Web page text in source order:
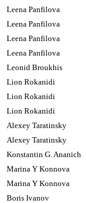
Leena Panfilova
Leena Panfilova
Leena Panfilova
Leena Panfilova
Leonid Broukhis
Lion Rokanidi
Lion Rokanidi
Lion Rokanidi
Alexey Taratinsky
Alexey Taratinsky
Konstantin G. Ananich
Marina Y Konnova
Marina Y Konnova
Boris Ivanov